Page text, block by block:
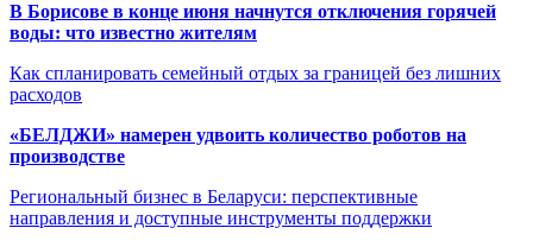
В Борисове в конце июня начнутся отключения горячей
воды: что известно жителям
Как спланировать семейный отдых за границей без лишних
расходов
«БЕЛДЖИ» намерен удвоить количество роботов на
производстве
Региональный бизнес в Беларуси: перспективные
направления и доступные инструменты поддержки